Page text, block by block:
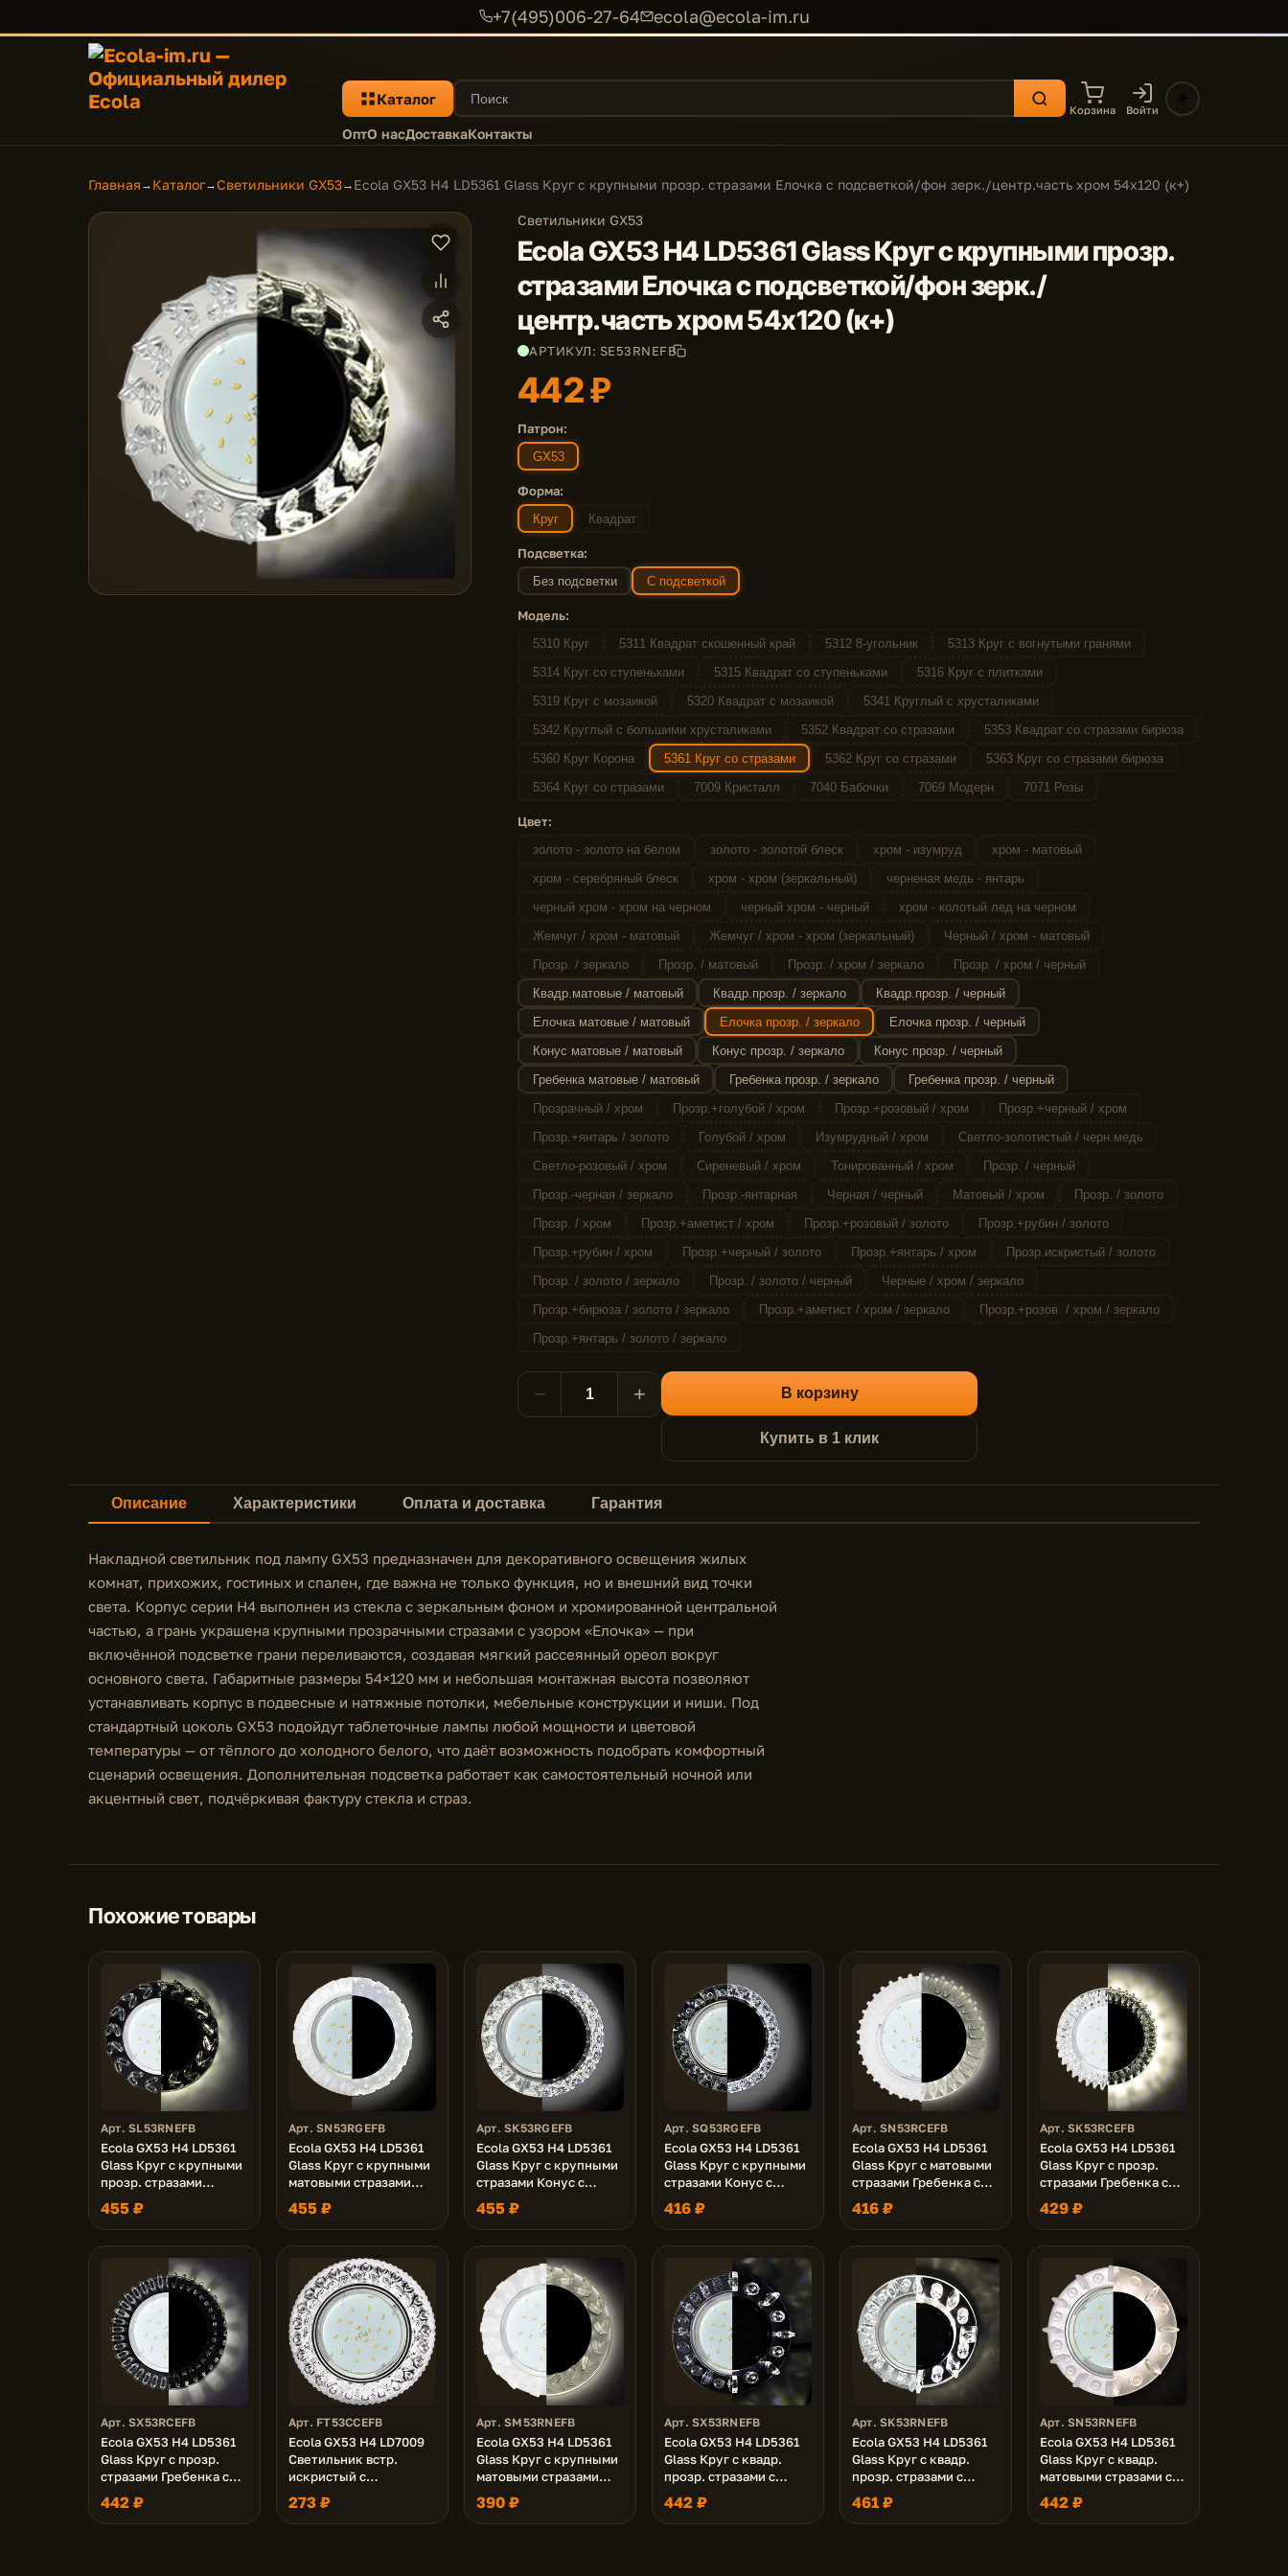
+7(495)006-27-64 ecola@ecola-im.ru
Каталог
Корзина Войти
ОптО насДоставкаКонтакты
Главная → Каталог→Светильники GX53→ Ecola GX53 H4 LD5361 Glass Круг с крупными прозр. стразами Елочка с подсветкой/фон зерк./центр.часть хром 54x120 (к+)
Светильники GX53
Ecola GX53 H4 LD5361 Glass Круг с крупными прозр.
стразами Елочка с подсветкой/фон зерк./
центр.часть хром 54x120 (к+)
АРТИКУЛ: SE53RNEFB
442 ₽
Патрон:
GX53
Форма:
Круг Квадрат
Подсветка:
Без подсветки С подсветкой
Модель:
5310 Круг 5311 Квадрат скошенный край 5312 8-угольник
5313 Круг с вогнутыми гранями
5314 Круг со ступеньками
5315 Квадрат со ступеньками
5316 Круг с плитками
5319 Круг с мозаикой
5320 Квадрат с мозаикой
5341 Круглый с хрусталиками
5342 Круглый с большими хрусталиками
5352 Квадрат со стразами
5353 Квадрат со стразами бирюза
5360 Круг Корона
5361 Круг со стразами 5362 Круг со стразами
5363 Круг со стразами бирюза
5364 Круг со стразами
7009 Кристалл 7040 Бабочки 7069 Модерн 7071 Розы
Цвет:
золото - золото на белом золото - золотой блеск хром - изумруд
хром - матовый
хром - серебряный блеск
хром - хром (зеркальный)
черненая медь - янтарь
черный хром - хром на черном
черный хром - черный
хром - колотый лед на черном
Жемчуг / хром - матовый
Жемчуг / хром - хром (зеркальный)
Черный / хром - матовый
Прозр. / зеркало
Прозр. / матовый Прозр. / хром / зеркало
Прозр. / хром / черный
Квадр.матовые / матовый
Квадр.прозр. / зеркало
Квадр.прозр. / черный
Елочка матовые / матовый
Елочка прозр. / зеркало
Елочка прозр. / черный
Конус матовые / матовый
Конус прозр. / зеркало
Конус прозр. / черный
Гребенка матовые / матовый
Гребенка прозр. / зеркало
Гребенка прозр. / черный
Прозрачный / хром
Прозр.+голубой / хром Прозр.+розовый / хром
Прозр.+черный / хром
Прозр.+янтарь / золото
Голубой / хром Изумрудный / хром
Светло-золотистый / черн.медь
Светло-розовый / хром
Сиреневый / хром Тонированный / хром
Прозр. / черный
Прозр.-черная / зеркало
Прозр.-янтарная Черная / черный Матовый / хром
Прозр. / золото
Прозр. / хром
Прозр.+аметист / хром Прозр.+розовый / золото
Прозр.+рубин / золото
Прозр.+рубин / хром
Прозр.+черный / золото Прозр.+янтарь / хром
Прозр.искристый / золото
Прозр. / золото / зеркало
Прозр. / золото / черный
Черные / хром / зеркало
Прозр.+бирюза / золото / зеркало
Прозр.+аметист / хром / зеркало
Прозр.+розов. / хром / зеркало
Прозр.+янтарь / золото / зеркало
− + В корзину
Купить в 1 клик
Описание Характеристики Оплата и доставка Гарантия
Накладной светильник под лампу GX53 предназначен для декоративного освещения жилых
комнат, прихожих, гостиных и спален, где важна не только функция, но и внешний вид точки
света. Корпус серии H4 выполнен из стекла с зеркальным фоном и хромированной центральной
частью, а грань украшена крупными прозрачными стразами с узором «Елочка» — при
включённой подсветке грани переливаются, создавая мягкий рассеянный ореол вокруг
основного света. Габаритные размеры 54×120 мм и небольшая монтажная высота позволяют
устанавливать корпус в подвесные и натяжные потолки, мебельные конструкции и ниши. Под
стандартный цоколь GX53 подойдут таблеточные лампы любой мощности и цветовой
температуры — от тёплого до холодного белого, что даёт возможность подобрать комфортный
сценарий освещения. Дополнительная подсветка работает как самостоятельный ночной или
акцентный свет, подчёркивая фактуру стекла и страз.
Похожие товары
Арт. SL53RNEFB
Ecola GX53 H4 LD5361
Glass Круг с крупными
прозр. стразами
Елочка с подсветкой/
фон черн./центр.часть
хром 54x120 (к+)
455 ₽
Арт. SN53RGEFB
Ecola GX53 H4 LD5361
Glass Круг с крупными
матовыми стразами
Конус с подсветкой/
фон мат./центр.часть
хром 52x120 (к+)
455 ₽
Арт. SK53RGEFB
Ecola GX53 H4 LD5361
Glass Круг с крупными
стразами Конус с
подсветкой/фон зерк./
центр.часть хром
52x120 (к+))
455 ₽
Арт. SQ53RGEFB
Ecola GX53 H4 LD5361
Glass Круг с крупными
стразами Конус с
подсветкой/фон черн./
центр.часть хром
52x120 (к+)
416 ₽
Арт. SN53RCEFB
Ecola GX53 H4 LD5361
Glass Круг с матовыми
стразами Гребенка с
подсветкой/фон мат./
центр.часть хром
52x120 (к+)
416 ₽
Арт. SK53RCEFB
Ecola GX53 H4 LD5361
Glass Круг с прозр.
стразами Гребенка с
подсветкой/фон зерк./
центр.часть хром
52x120 (к+)
429 ₽
Арт. SX53RCEFB
Ecola GX53 H4 LD5361
Glass Круг с прозр.
стразами Гребенка с
подсветкой/фон черн./
центр.часть хром
52x120 (к+)
442 ₽
Арт. FT53CCEFB
Ecola GX53 H4 LD7009
Светильник встр.
искристый с
подсветкой "Кристалл"
Прозрачный / Хром
40x125 (к+)
273 ₽
Арт. SM53RNEFB
Ecola GX53 H4 LD5361
Glass Круг с крупными
матовыми стразами
Елочка с подсветкой/
фон мат./центр.часть
хром 54x120 (к+)
390 ₽
Арт. SX53RNEFB
Ecola GX53 H4 LD5361
Glass Круг с квадр.
прозр. стразами с
подсветкой/фон черн./
центр.часть хром
52x120 (к+)
442 ₽
Арт. SK53RNEFB
Ecola GX53 H4 LD5361
Glass Круг с квадр.
прозр. стразами с
подсветкой/фон зерк./
центр.часть хром
52x120 (к+)
461 ₽
Арт. SN53RNEFB
Ecola GX53 H4 LD5361
Glass Круг с квадр.
матовыми стразами с
подсветкой/фон
матовый/центр.часть
хром 52x120 (к+)
442 ₽